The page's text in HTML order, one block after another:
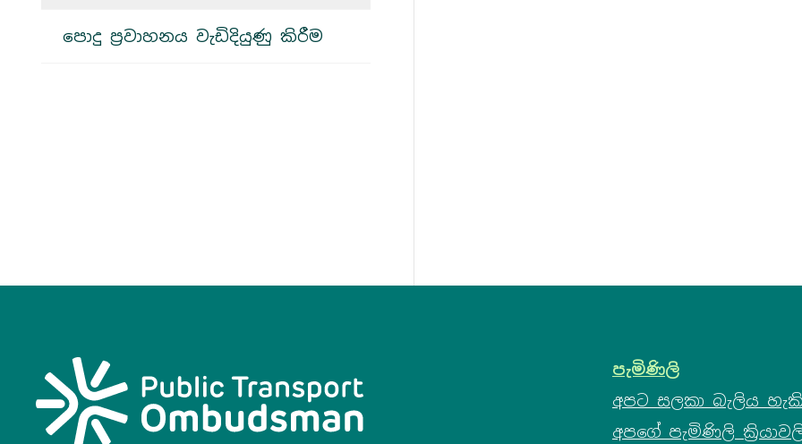
පොදු ප්‍රවාහනය වැඩිදියුණු කිරීම
පැමිණිලි
අපට සලකා බැලිය
අපගේ පැමිණිලි